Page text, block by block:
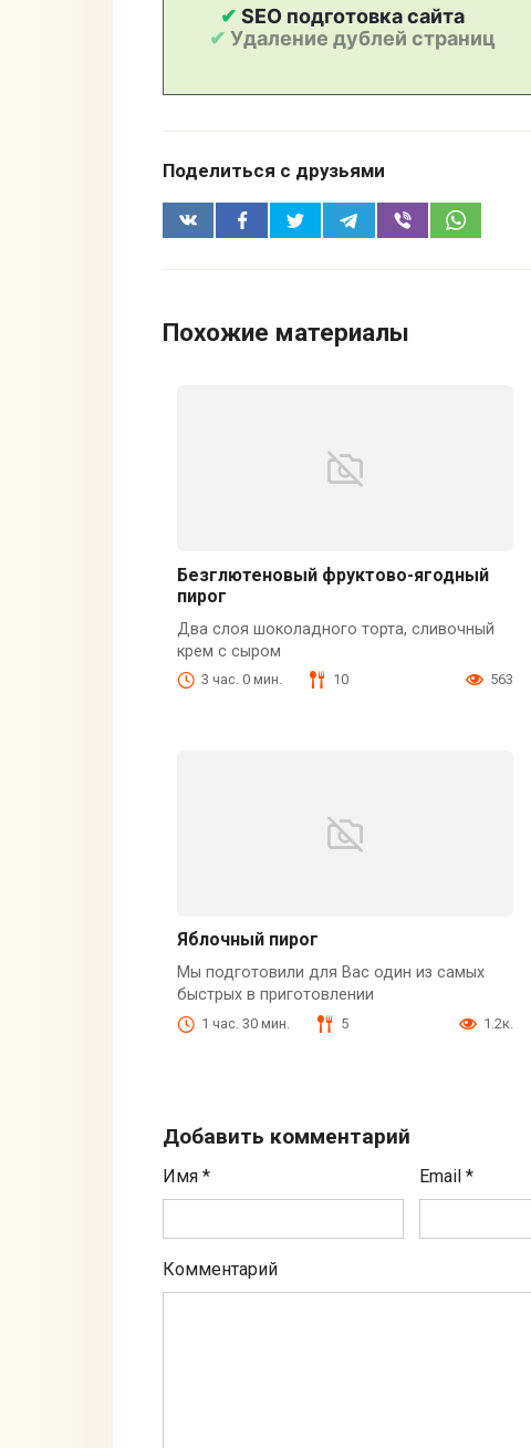
Поделиться с друзьями
Похожие материалы
Безглютеновый фруктово-ягодный
пирог
Два слоя шоколадного торта, сливочный
крем с сыром
3 час. 0 мин. 10 563
Яблочный пирог
Мы подготовили для Вас один из самых
быстрых в приготовлении
1 час. 30 мин. 5 1.2к.
Добавить комментарий
Имя * Email*
Комментарий